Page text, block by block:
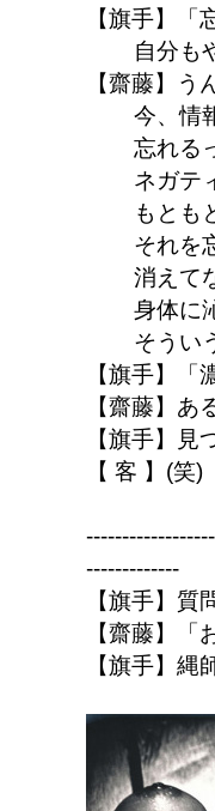
【旗手】
自分も
【齋藤】う
今、情
忘れる
ネガテ
もとも
それを
消えて
身体に
そうい
【旗手】
【齋藤】
【旗手】見
【 客 】(笑)
-------------
【旗手】質
【齋藤】「
【旗手】縄